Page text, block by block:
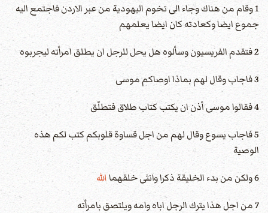
1 وقام من هناك وجاء الى تخوم اليهودية من عبر الاردن فاجتمع اليه
جموع ايضا وكعادته كان ايضا يعلمهم
2 فتقدم الفريسيون وسألوه هل يحل للرجل ان يطلق امرأته ليجربوه
3 فاجاب وقال لهم بماذا اوصاكم موسى
4 فقالوا موسى أذن ان يكتب كتاب طلاق فتطلّق
5 فاجاب يسوع وقال لهم من اجل قساوة قلوبكم كتب لكم هذه
الوصية
6 ولكن من بدء الخليقة ذكرا وانثى خلقهما
الله
7 من اجل هذا يترك الرجل اباه وامه ويلتصق بامرأته